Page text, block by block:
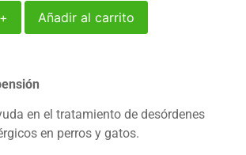
+ Añadir al carrito
en el tratamiento de desórdenes
en perros y gatos.